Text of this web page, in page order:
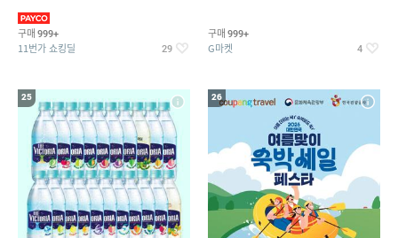
구매 999+
11번가 쇼킹딜 29
구매 999+
G마켓 4
25 26